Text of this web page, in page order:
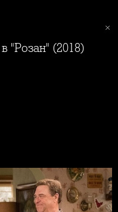
"Розан" (2018)